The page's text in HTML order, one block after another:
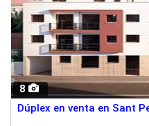
8
Dúplex en venta en Sant